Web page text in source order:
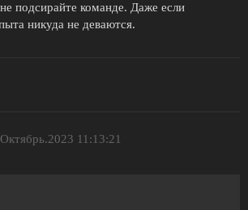
подсирайте команде. Даже если
никуда не деваются.
11:13:21